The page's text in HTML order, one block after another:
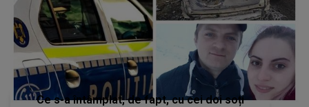
Ce s-a întâmplat, de fapt, cu cei doi soți